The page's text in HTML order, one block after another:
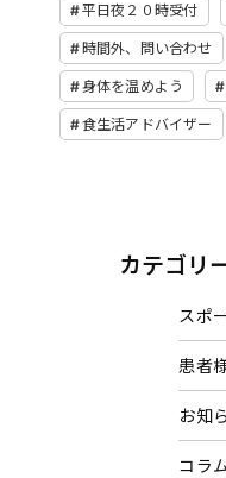
平日夜２０時受付
時間外、問い合わせ
身体を温めよう
食生活アドバイザー
カテゴリ
スポ
患者
お知
コラ